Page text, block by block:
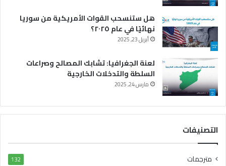
هل ستنسحب القوات الأمريكية من سوريا
نهائيًا في عام ٢٠٢٥؟
أبريل 23, 2025
لعنة الجغرافيا: تشابك المصالح وصراعات
السلطة والتدخلات الخارجية
مارس 24, 2025
التصنيفات
مترجمات 132